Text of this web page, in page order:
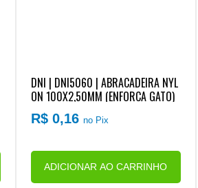
DNI | DNI5060 | ABRACADEIRA NYL
ON 100X2,50MM (ENFORCA GATO)
R$ 0,16 no Pix
ADICIONAR AO CARRINHO